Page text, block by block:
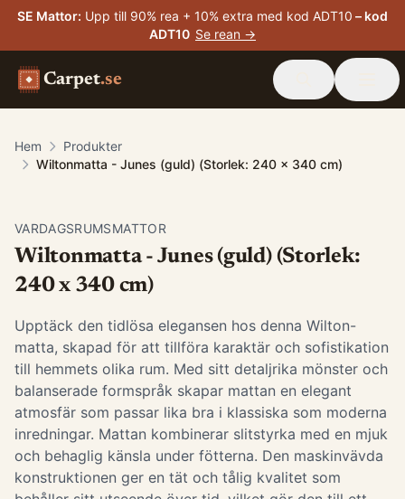
SE Mattor: Upp till 90% rea + 10% extra med kod ADT10 – kod
ADT10 Se rean →
Carpet.se
Hem
Produkter
Wiltonmatta - Junes (guld) (Storlek: 240 x 340 cm)
VARDAGSRUMSMATTOR
Wiltonmatta - Junes (guld) (Storlek:
240 x 340 cm)
Upptäck den tidlösa elegansen hos denna Wilton-
matta, skapad för att tillföra karaktär och sofistikation
till hemmets olika rum. Med sitt detaljrika mönster och
balanserade formspråk skapar mattan en elegant
atmosfär som passar lika bra i klassiska som moderna
inredningar. Mattan kombinerar slitstyrka med en mjuk
och behaglig känsla under fötterna. Den maskinvävda
konstruktionen ger en tät och tålig kvalitet som